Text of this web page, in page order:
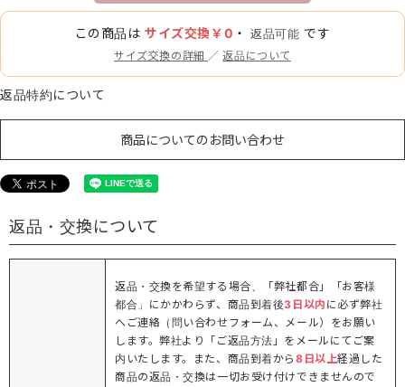
この商品はサイズ交換￥0 ・返品可能 です
サイズ交換の詳細 ／返品について
返品特約について
商品についてのお問い合わせ
返品・交換について
返品・交換を希望する場合、「弊社都合」「お客様
都合」にかかわらず、商品到着後3日以内 に必ず弊社
へご連絡（問い合わせフォーム、メール）をお願い
します。弊社より「ご返品方法」をメールにてご案
内いたします。また、商品到着から 8日以上経過した
商品の返品・交換は一切お受け付けできませんので